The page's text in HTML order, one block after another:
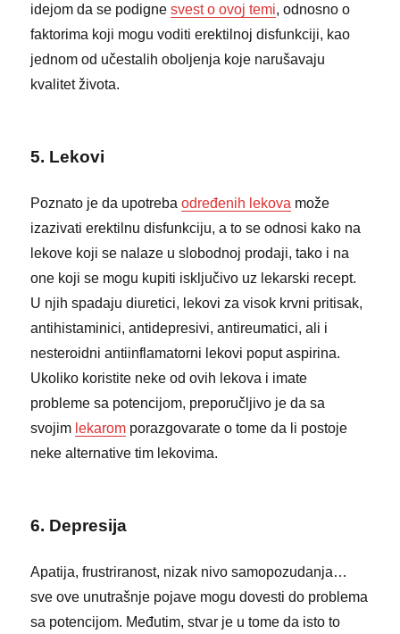
idejom da se podignesvest o ovoj temi, odnosno o
faktorima koji mogu voditi erektilnoj disfunkciji, kao
jednom od učestalih oboljenja koje narušavaju
kvalitet života.
5. Lekovi
Poznato je da upotrebaodređenih lekova može
izazivati erektilnu disfunkciju, a to se odnosi kako na
lekove koji se nalaze u slobodnoj prodaji, tako i na
one koji se mogu kupiti isključivo uz lekarski recept.
U njih spadaju diuretici, lekovi za visok krvni pritisak,
antihistaminici, antidepresivi, antireumatici, ali i
nesteroidni antiinflamatorni lekovi poput aspirina.
Ukoliko koristite neke od ovih lekova i imate
probleme sa potencijom, preporučljivo je da sa
svojim lekarom porazgovarate o tome da li postoje
neke alternative tim lekovima.
6. Depresija
Apatija, frustriranost, nizak nivo samopozudanja…
sve ove unutrašnje pojave mogu dovesti do problema
sa potencijom. Međutim, stvar je u tome da isto to